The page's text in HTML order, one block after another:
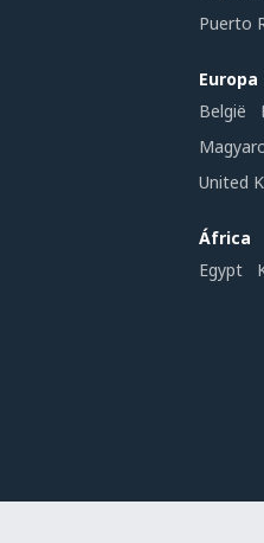
Puerto
Europa
België
United
África
Egypt